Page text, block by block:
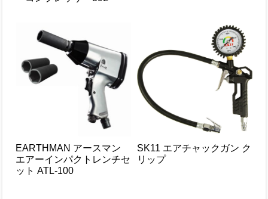
EARTHMAN アースマン
エアーインパクトレンチセ
ット ATL-100
SK11 エアチャックガン ク
リップ